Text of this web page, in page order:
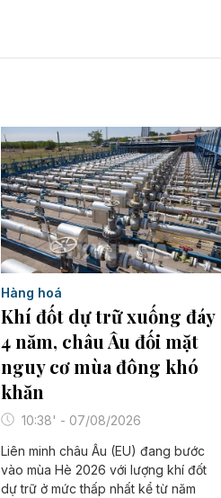
Hàng hoá
Khí đốt dự trữ xuống đáy
4 năm, châu Âu đối mặt
nguy cơ mùa đông khó
khăn
10:38' - 07/08/2026
Liên minh châu Âu (EU) đang bước
vào mùa Hè 2026 với lượng khí đốt
dự trữ ở mức thấp nhất kể từ năm